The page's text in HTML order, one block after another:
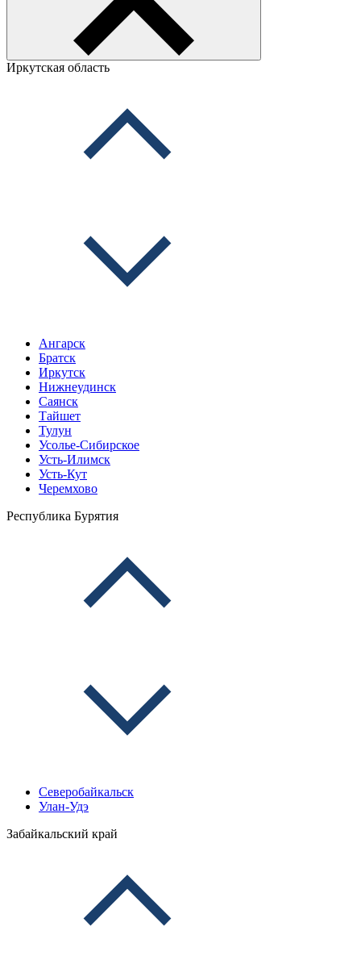
Иркутская область
Ангарск
Братск
Иркутск
Нижнеудинск
Саянск
Тайшет
Тулун
Усолье-Сибирское
Усть-Илимск
Усть-Кут
Черемхово
Республика Бурятия
Северобайкальск
Улан-Удэ
Забайкальский край